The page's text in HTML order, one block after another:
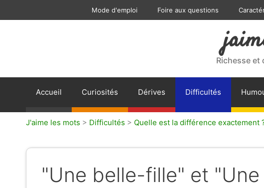
Mode d'emploi Foire aux questions
Richesse et
Accueil Curiosités Dérives Difficultés
J'aime les mots > Difficultés > Quelle est la différence exactement
"Une belle-fille" et "Une